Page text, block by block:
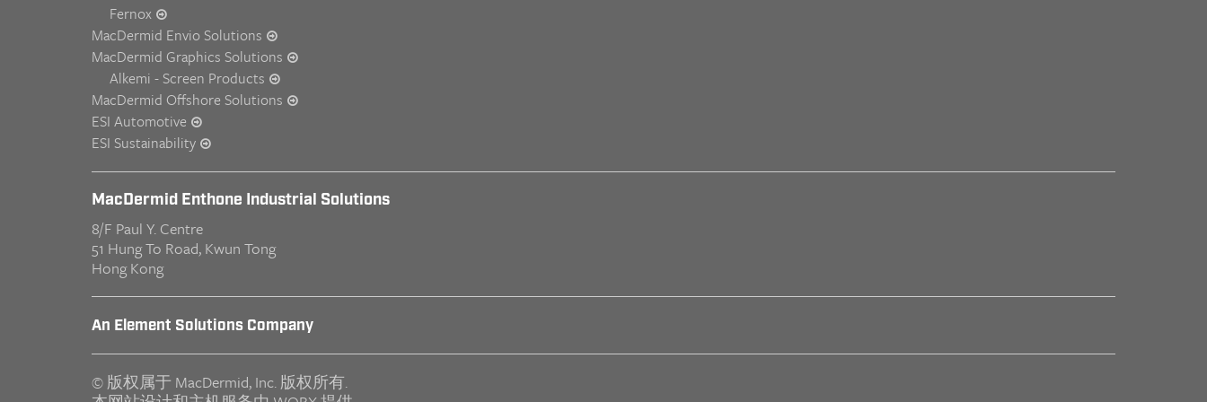
Fernox
MacDermid Envio Solutions
MacDermid Graphics Solutions
Alkemi - Screen Products
MacDermid Offshore Solutions
ESI Automotive
ESI Sustainability
MacDermid Enthone Industrial Solutions
8/F Paul Y. Centre
51 Hung To Road, Kwun Tong
Hong Kong
An Element Solutions Company
© 版权属于 MacDermid, Inc. 版权所有.